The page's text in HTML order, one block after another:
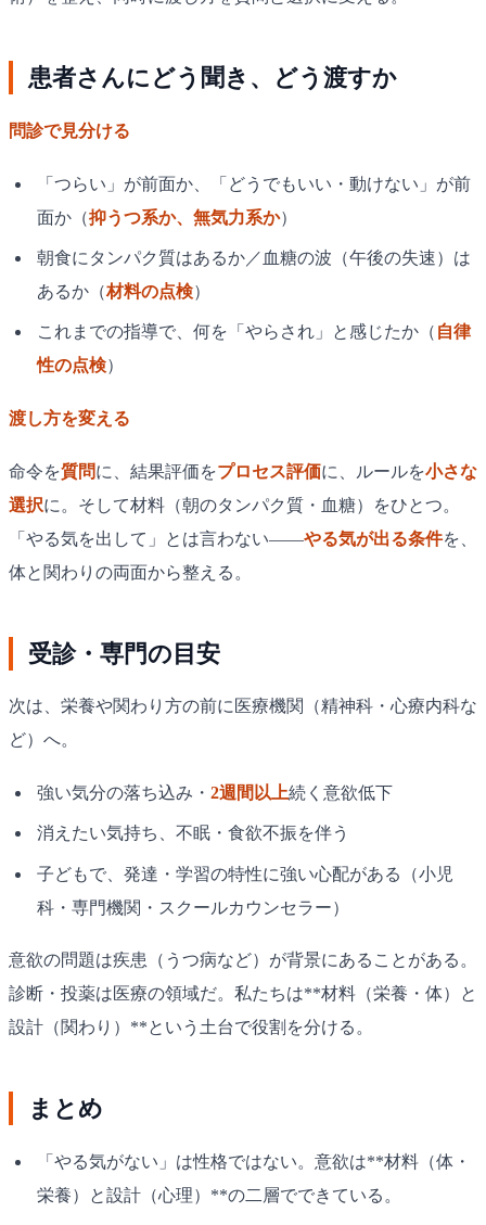
患者さんにどう聞き、どう渡すか
問診で見分ける
「つらい」が前面か、「どうでもいい・動けない」が前
面か（抑うつ系か、無気力系か）
朝食にタンパク質はあるか／血糖の波（午後の失速）は
あるか（材料の点検）
これまでの指導で、何を「やらされ」と感じたか（ 自律
性の点検）
渡し方を変える
命令を質問に、結果評価をプロセス評価に、ルールを小さな
選択に。そして材料（朝のタンパク質・血糖）をひとつ。
「やる気を出して」とは言わない——やる気が出る条件を、
体と関わりの両面から整える。
受診・専門の目安
次は、栄養や関わり方の前に医療機関（精神科・心療内科な
ど）へ。
強い気分の落ち込み・ 2週間以上続く意欲低下
消えたい気持ち、不眠・食欲不振を伴う
子どもで、発達・学習の特性に強い心配がある（小児
科・専門機関・スクールカウンセラー）
意欲の問題は疾患（うつ病など）が背景にあることがある。
診断・投薬は医療の領域だ。私たちは**材料（栄養・体）と
設計（関わり）**という土台で役割を分ける。
まとめ
「やる気がない」は性格ではない。意欲は**材料（体・
栄養）と設計（心理）**の二層でできている。